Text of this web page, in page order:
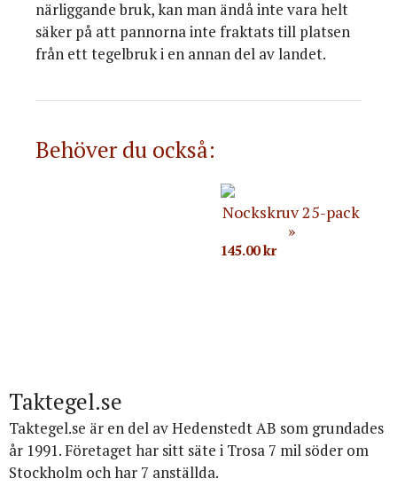
närliggande bruk, kan man ändå inte vara helt
säker på att pannorna inte fraktats till platsen
från ett tegelbruk i en annan del av landet.
Behöver du också:
Nockskruv 25-pack
145.00kr
Taktegel.se
Taktegel.se är en del av Hedenstedt AB som grundades
år 1991. Företaget har sitt säte i Trosa 7 mil söder om
Stockholm och har 7 anställda.